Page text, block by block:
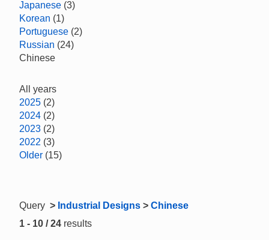
Japanese (3)
Korean (1)
Portuguese (2)
Russian (24)
Chinese
All years
2025 (2)
2024 (2)
2023 (2)
2022 (3)
Older (15)
Query > Industrial Designs > Chinese
1 - 10 / 24 results